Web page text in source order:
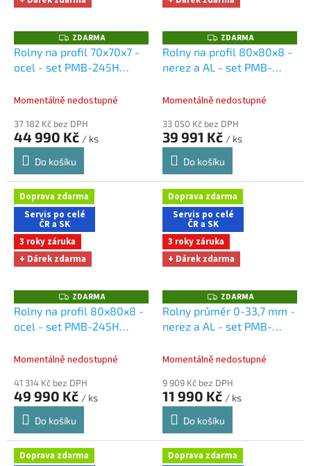
Z
D
A
R
ZDARMA
Rolny na profil 70x70x7 -
ocel - set PMB-245H
při nákupu na e-shopu
Momentálně nedostupné
37 182 Kč bez DPH
44 990 Kč / ks
Do košíku
Z
D
A
R
ZDARMA
Rolny na profil 80x80x8 -
nerez a AL - set PMB-
zdarma při nákupu na e-
Momentálně nedostupné
33 050 Kč bez DPH
39 991 Kč / ks
Do košíku
Doprava zdarma
Servis po celé
ČR a SK
3 roky záruka
+ Dárek zdarma
Z
D
A
R
ZDARMA
Rolny na profil 80x80x8 -
ocel - set PMB-245H
při nákupu na e-shopu
Momentálně nedostupné
41 314 Kč bez DPH
49 990 Kč / ks
Do košíku
Doprava zdarma
Servis po celé
ČR a SK
3 roky záruka
+ Dárek zdarma
Z
D
A
R
ZDARMA
Rolny průměr 0-33,7 mm -
nerez a AL - set PMB-
zdarma při nákupu na e-
Momentálně nedostupné
9 909 Kč bez DPH
11 990 Kč / ks
Do košíku
Doprava zdarma
Doprava zdarma